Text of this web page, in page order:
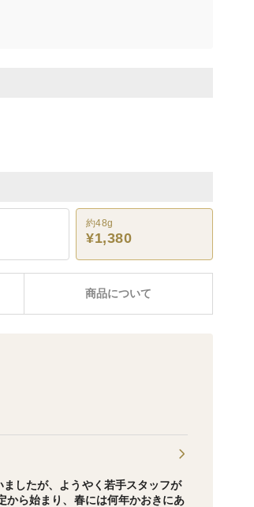
約48g
¥1,380
商品について
したが、ようやく若手スタッフが
から始まり、春には何年かおきにあ